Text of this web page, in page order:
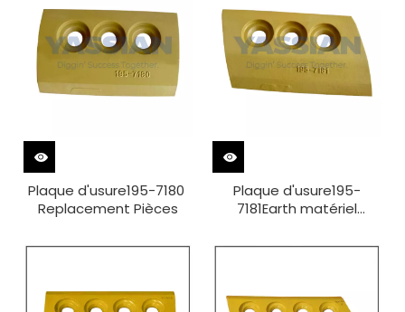
Plaque d'usure195-7180 ​​
Replacement Pièces
Plaque d'usure195-
7181Earth matériel
rechange